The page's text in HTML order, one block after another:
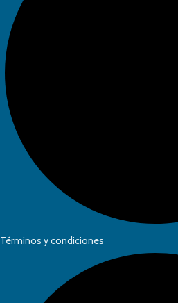
Términos y condiciones